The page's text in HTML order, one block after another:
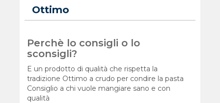
Ottimo
Perchè lo consigli o lo
sconsigli?
E un prodotto di qualità che rispetta la
tradizione Ottimo a crudo per condire la pasta
Consiglio a chi vuole mangiare sano e con
qualità